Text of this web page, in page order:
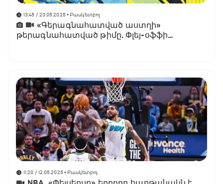
13:45 / 23.05.2025• Բասկետբոլ
«Գերագնահատված աստղի»
թերագնահատված թիմը. Փլեյ-օֆֆի
11:20 / 12.05.2025• Բասկետբոլ